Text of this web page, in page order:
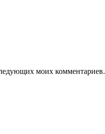
моих комментариев.